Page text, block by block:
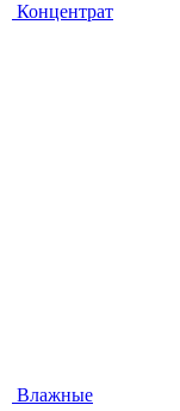
Концентрат
Влажные